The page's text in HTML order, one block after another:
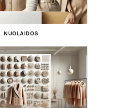
NUOLAIDOS